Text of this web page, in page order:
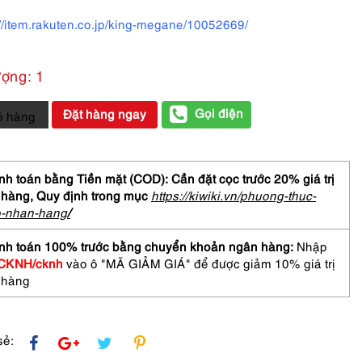
item.rakuten.co.jp/king-megane/10052669/
1
hàng Đặt hàng ngay Gọi điện
toán bằng Tiền mặt (COD): Cần đặt cọc trước 20% giá trị
Quy định trong mục https://kiwiki.vn/phuong-thuc-
nhan-hang/
toán 100% trước bằng chuyển khoản ngân hàng: Nhập
cknh vào ô "MÃ GIẢM GIÁ" để được giảm 10% giá trị